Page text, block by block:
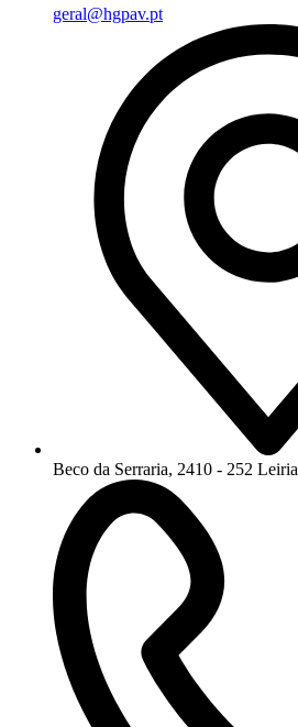
geral@hgpav.pt
Beco da Serraria, 2410 - 252 Leiria